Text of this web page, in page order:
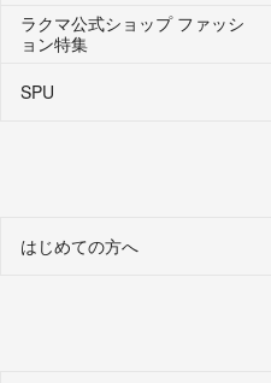
ラクマ公式ショップ ファッシ
ョン特集
SPU
はじめての方へ